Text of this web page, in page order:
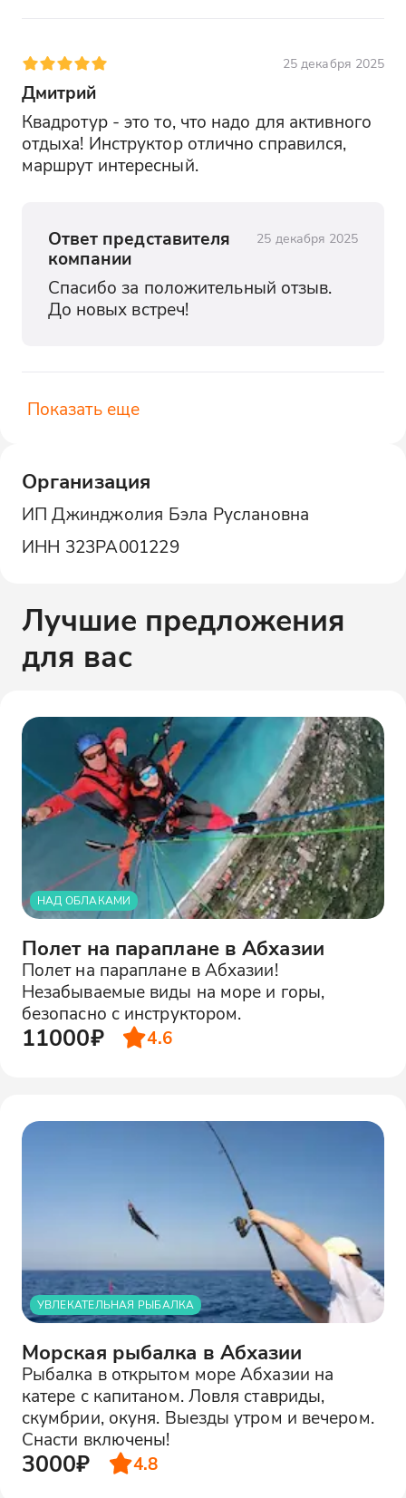
25 декабря 2025
Дмитрий
Квадротур - это то, что надо для активного
отдыха! Инструктор отлично справился,
маршрут интересный.
Ответ представителя
компании
25 декабря 2025
Спасибо за положительный отзыв.
До новых встреч!
Показать еще
Организация
ИП Джинджолия Бэла Руслановна
ИНН 323РА001229
Лучшие предложения
для вас
НАД ОБЛАКАМИ
Полет на параплане в Абхазии
Полет на параплане в Абхазии!
Незабываемые виды на море и горы,
безопасно с инструктором.
11000₽ 4.6
УВЛЕКАТЕЛЬНАЯ РЫБАЛКА
Морская рыбалка в Абхазии
Рыбалка в открытом море Абхазии на
катере с капитаном. Ловля ставриды,
скумбрии, окуня. Выезды утром и вечером.
Снасти включены!
3000₽ 4.8